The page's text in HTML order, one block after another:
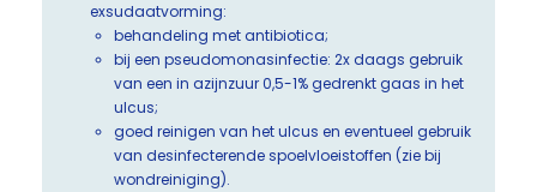
exsudaatvorming:
behandeling met antibiotica;
bij een pseudomonasinfectie: 2x daags gebruik
van een in azijnzuur 0,5-1% gedrenkt gaas in het
ulcus;
goed reinigen van het ulcus en eventueel gebruik
van desinfecterende spoelvloeistoffen (zie bij
wondreiniging).